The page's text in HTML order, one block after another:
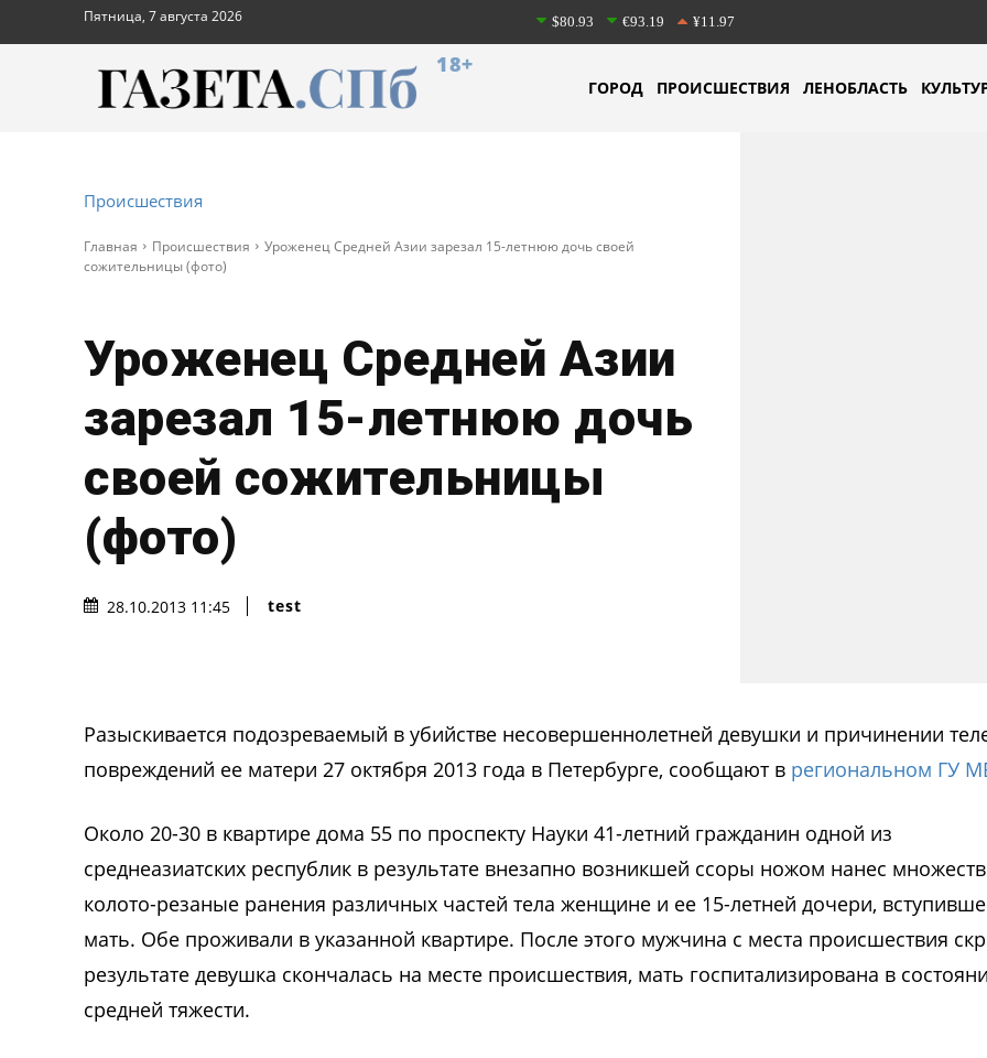
Пятница, 7 августа 2026 $80.93 €93.19 ¥11.97
18+
ГОРОД ПРОИСШЕСТВИЯ ЛЕНОБЛАСТЬ
Происшествия
Главная Происшествия
Уроженец Средней Азии зарезал 15-летнюю дочь своей
сожительницы (фото)
Уроженец Средней Азии
зарезал 15-летнюю дочь
своей сожительницы
(фото)
28.10.2013 11:45 test
Разыскивается подозреваемый в убийстве несовершеннолетней девушки и причинении
повреждений ее матери 27 октября 2013 года в Петербурге, сообщают в региональном ГУ
Около 20-30 в квартире дома 55 по проспекту Науки 41-летний гражданин одной из
среднеазиатских республик в результате внезапно возникшей ссоры ножом нанес
колото-резаные ранения различных частей тела женщине и ее 15-летней дочери,
мать. Обе проживали в указанной квартире. После этого мужчина с места происшествия
результате девушка скончалась на месте происшествия, мать госпитализирована в
средней тяжести.